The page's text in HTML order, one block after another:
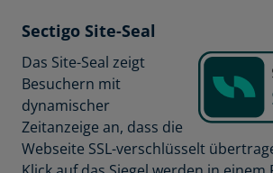
Sectigo Site-Seal
Das Site-Seal zeigt
Besuchern mit
dynamischer
Zeitanzeige an, dass die
Webseite SSL-verschlüsselt